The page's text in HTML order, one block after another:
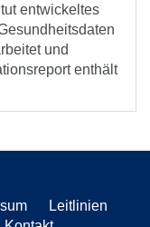
entwickeltes
und
enthält
Leitlinien